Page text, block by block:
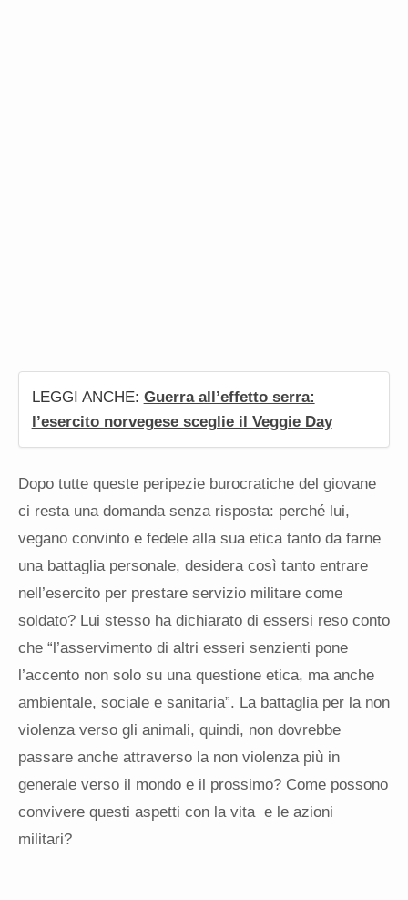
LEGGI ANCHE: Guerra all’effetto serra:
l’esercito norvegese sceglie il Veggie Day
Dopo tutte queste peripezie burocratiche del giovane
ci resta una domanda senza risposta: perché lui,
vegano convinto e fedele alla sua etica tanto da farne
una battaglia personale, desidera così tanto entrare
nell’esercito per prestare servizio militare come
soldato? Lui stesso ha dichiarato di essersi reso conto
che “l’asservimento di altri esseri senzienti pone
l’accento non solo su una questione etica, ma anche
ambientale, sociale e sanitaria”. La battaglia per la non
violenza verso gli animali, quindi, non dovrebbe
passare anche attraverso la non violenza più in
generale verso il mondo e il prossimo? Come possono
convivere questi aspetti con la vita e le azioni
militari?